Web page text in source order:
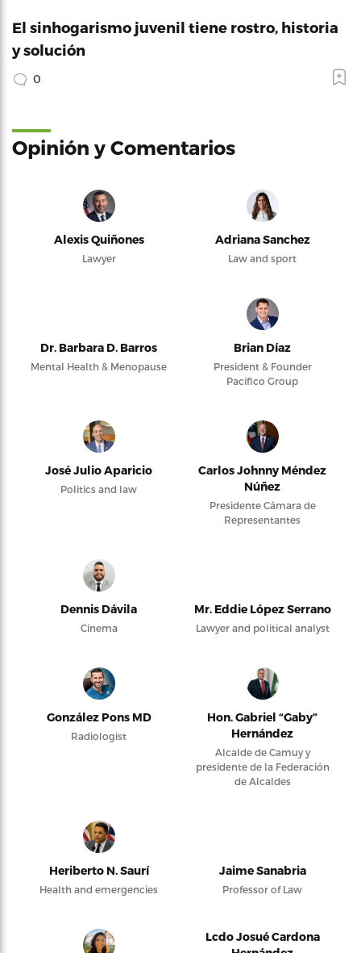
El sinhogarismo juvenil tiene rostro, historia
y solución
0
Opinión y Comentarios
Alexis Quiñones
Lawyer
Adriana Sanchez
Law and sport
Dr. Barbara D. Barros
Mental Health & Menopause
Brian Díaz
President & Founder
Pacifico Group
José Julio Aparicio
Politics and law
Carlos Johnny Méndez
Núñez
Presidente Cámara de
Representantes
Dennis Dávila
Cinema
Mr. Eddie López Serrano
Lawyer and political analyst
González Pons MD
Radiologist
Hon. Gabriel “Gaby”
Hernández
Alcalde de Camuy y
presidente de la Federación
de Alcaldes
Heriberto N. Saurí
Health and emergencies
Jaime Sanabria
Professor of Law
Lcdo Josué Cardona